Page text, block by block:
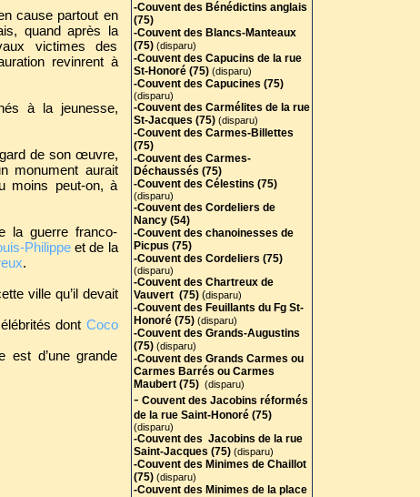
cause partout en
quand après la
victimes des
revinrent à
à la jeunesse,
de son œuvre,
monument aurait
moins peut-on, à
la guerre franco-
Philippeet de la
.
ville qu’il devait
dont Coco
est d’une grande
-Couvent des Bénédictins anglais
(75)
-Couvent des Blancs-Manteaux
(75) (disparu)
-Couvent des Capucins de la rue
St-Honoré (75) (disparu)
-Couvent des Capucines (75)
(disparu)
-Couvent des Carmélites de la rue
St-Jacques (75) (disparu)
-Couvent des Carmes-Billettes
(75)
-Couvent des Carmes-
Déchaussés (75)
-Couvent des Célestins (75)
(disparu)
-Couvent des Cordeliers de
Nancy (54)
-Couvent des chanoinesses de
Picpus (75)
-Couvent des Cordeliers (75)
(disparu)
-Couvent des Chartreux de
Vauvert (75) (disparu)
-Couvent des Feuillants du Fg St-
Honoré (75) (disparu)
-Couvent des Grands-Augustins
(75) (disparu)
-Couvent des Grands Carmes ou
Carmes Barrés ou Carmes
Maubert (75) (disparu)
- Couvent des Jacobins réformés
de la rue Saint-Honoré (75)
(disparu)
-Couvent des Jacobins de la rue
Saint-Jacques (75) (disparu)
-Couvent des Minimes de Chaillot
(75) (disparu)
-Couvent des Minimes de la place